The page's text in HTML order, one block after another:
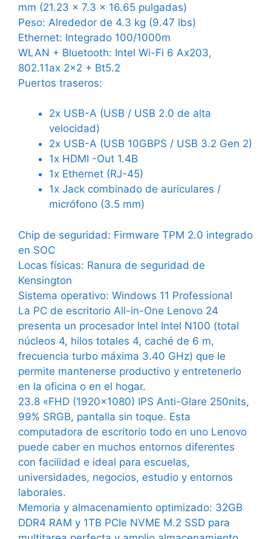
mm (21.23 x 7.3 x 16.65 pulgadas)
Peso: Alrededor de 4.3 kg (9.47 lbs)
Ethernet: Integrado 100/1000m
WLAN + Bluetooth: Intel Wi-Fi 6 Ax203,
802.11ax 2×2 + Bt5.2
Puertos traseros:
2x USB-A (USB / USB 2.0 de alta
velocidad)
2x USB-A (USB 10GBPS / USB 3.2 Gen 2)
1x HDMI -Out 1.4B
1x Ethernet (RJ-45)
1x Jack combinado de auriculares /
micrófono (3.5 mm)
Chip de seguridad: Firmware TPM 2.0 integrado
en SOC
Locas físicas: Ranura de seguridad de
Kensington
Sistema operativo: Windows 11 Professional
La PC de escritorio All-in-One Lenovo 24
presenta un procesador Intel Intel N100 (total
núcleos 4, hilos totales 4, caché de 6 m,
frecuencia turbo máxima 3.40 GHz) que le
permite mantenerse productivo y entretenerlo
en la oficina o en el hogar.
23.8 «FHD (1920×1080) IPS Anti-Glare 250nits,
99% SRGB, pantalla sin toque. Esta
computadora de escritorio todo en uno Lenovo
puede caber en muchos entornos diferentes
con facilidad e ideal para escuelas,
universidades, negocios, estudio y entornos
laborales.
Memoria y almacenamiento optimizado: 32GB
DDR4 RAM y 1TB PCIe NVME M.2 SSD para